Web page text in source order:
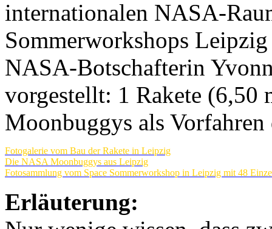
internationalen NASA-
Sommerworkshops
NASA-Botschafterin
vorgestellt: 1 Rakete (6,50
Moonbuggys als
Fotogalerie vom Bau der Rakete in Leipzig
Die NASA Moonbuggys aus Leipzig
Fotosammlung vom Space Sommerworkshop in Leipzig mit 48
Erläuterung: